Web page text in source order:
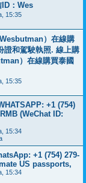
ID：Wes
15:35
）在線購
證和駕駛執照. 線上購
）在線購買泰國
15:35
+1 (754)
(WeChat ID:
15:34
+1 (754) 279-
US passports,
15:34